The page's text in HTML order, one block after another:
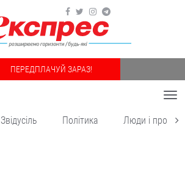
ПЕРЕДПЛАЧУЙ ЗАРАЗ!
Звідусіль Політика Люди і